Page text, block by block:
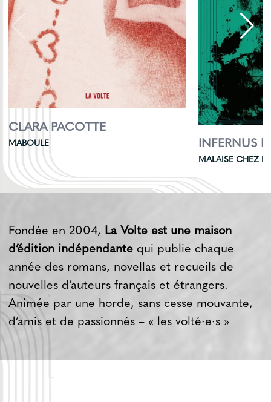
CLARA PACOTTE
MABOULE INFERNUS
MALAISE CHEZ
Fondée en 2004, La Volte est une maison
d’édition indépendante qui publie chaque
année des romans, novellas et recueils de
nouvelles d’auteurs français et étrangers.
Animée par une horde, sans cesse mouvante,
d’amis et de passionnés – « les volté·e·s »